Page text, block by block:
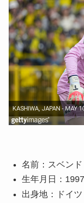
名前：スベン
生年月日：
出身地：ドイツ